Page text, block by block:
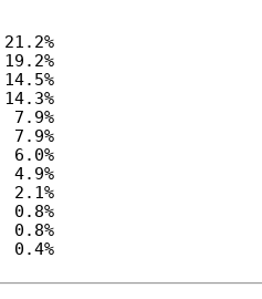
21.2%
19.2%
14.5%
14.3%
7.9%
7.9%
6.0%
4.9%
2.1%
0.8%
0.8%